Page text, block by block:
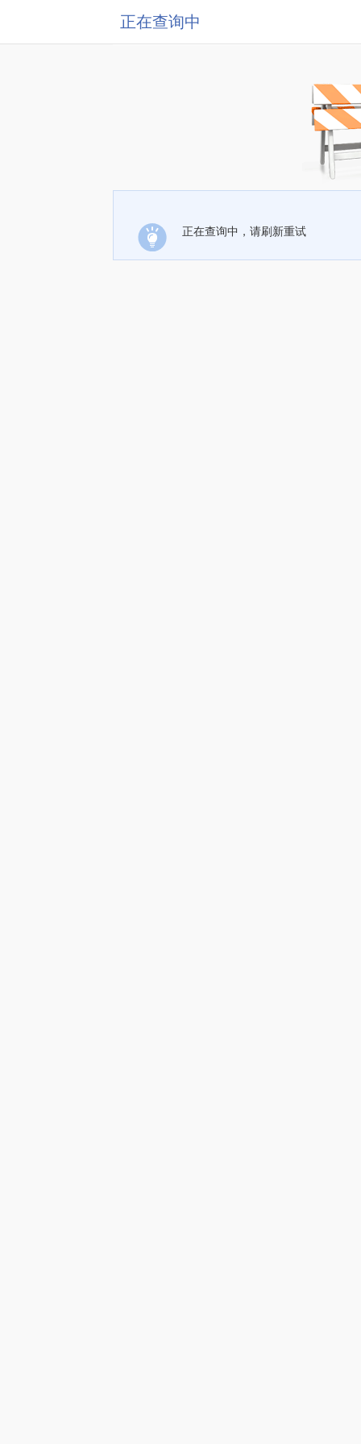
正在查询中
正在查询中，请刷新重试